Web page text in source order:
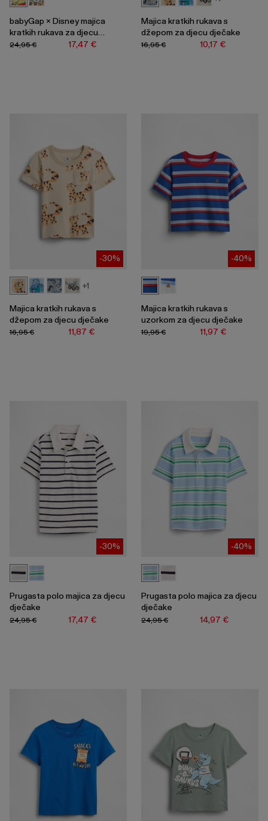
babyGap × Disney majica
kratkih rukava za djecu
dječake
17,47 €
24,95 €
Majica kratkih rukava s
džepom za djecu dječake
10,17 €
16,95 €
-30%
+1
Majica kratkih rukava s
džepom za djecu dječake
11,87 €
16,95 €
-40%
Majica kratkih rukava s
uzorkom za djecu dječake
11,97 €
19,95 €
-30%
Prugasta polo majica za djecu
dječake
17,47 €
24,95 €
-40%
Prugasta polo majica za djecu
dječake
14,97 €
24,95 €